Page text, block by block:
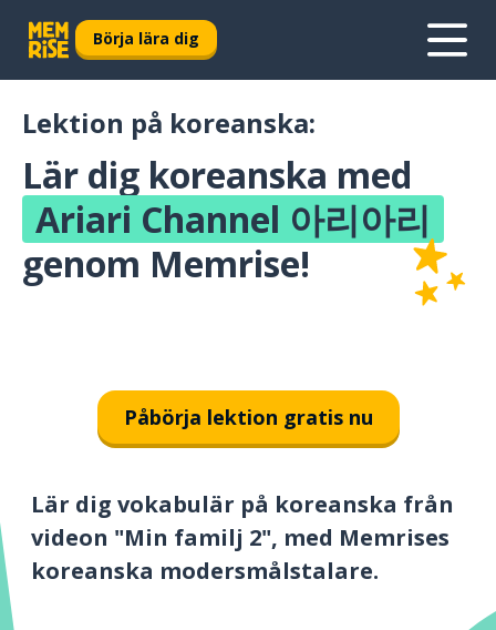
Börja lära dig
Lektion på koreanska:
Lär dig koreanska med
Ariari Channel 아리아리
genom Memrise!
Påbörja lektion gratis nu
Lär dig vokabulär på koreanska från
videon "Min familj 2", med Memrises
koreanska modersmålstalare.